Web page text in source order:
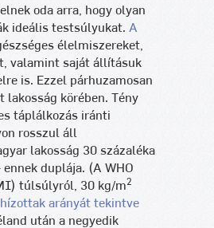
oda arra, hogy olyan
ideális testsúlyukat. A
élelmiszereket,
valamint saját állításuk
is. Ezzel párhuzamosan
lakosság körében. Tény
táplálkozás iránti
rosszul áll
lakosság 30 százaléka
duplája. (A WHO
túlsúlyról, 30 kg/m2
arányát tekintve
után a negyedik